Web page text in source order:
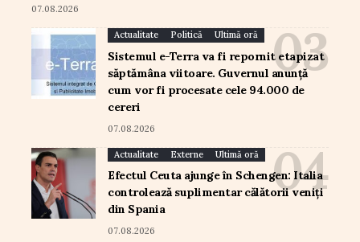
07.08.2026
Actualitate Politică Ultimă oră
Sistemul e-Terra va fi repornit etapizat
săptămâna viitoare. Guvernul anunță
cum vor fi procesate cele 94.000 de
cereri
07.08.2026
Actualitate Externe Ultimă oră
Efectul Ceuta ajunge în Schengen: Italia
controlează suplimentar călătorii veniți
din Spania
07.08.2026